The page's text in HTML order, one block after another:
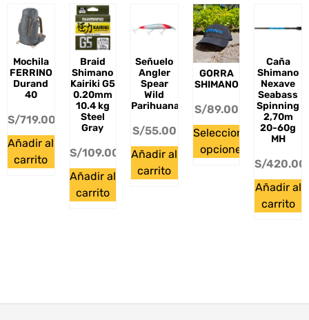
Mochila
FERRINO
Durand
40
S/719.00
Añadir al
carrito
Braid
Shimano
Kairiki G5
0.20mm
10.4 kg
Steel
Gray
S/109.00
Añadir al
carrito
Señuelo
Angler
Spear
Wild
Parihuana
S/55.00
Añadir al
carrito
GORRA
SHIMANO
S/89.00
Seleccionar
opciones
Caña
Shimano
Nexave
Seabass
Spinning
2,70m
20-60g
MH
S/420.00
Añadir al
carrito